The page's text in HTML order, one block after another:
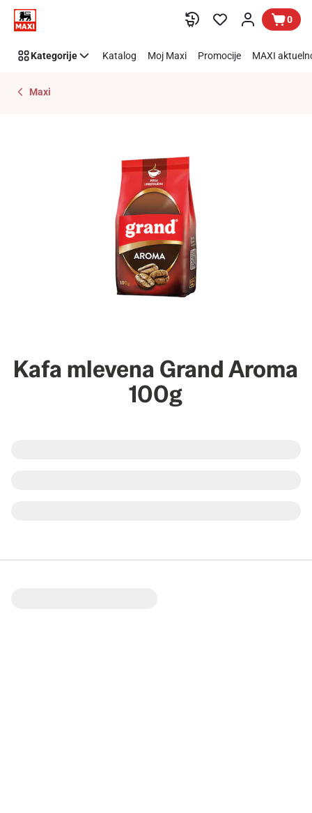
Preskoči link 0
Kategorije Katalog Moj Maxi Promocije MAXI
Maxi
Kafa mlevena Grand Aroma
100g